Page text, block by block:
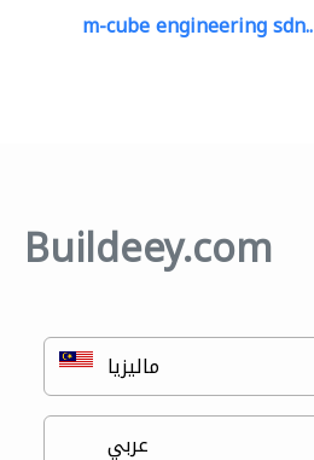
m-cube engineering sdn..
Buildeey.com